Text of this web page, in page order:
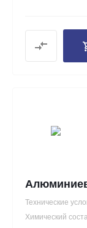
Технические
Химический